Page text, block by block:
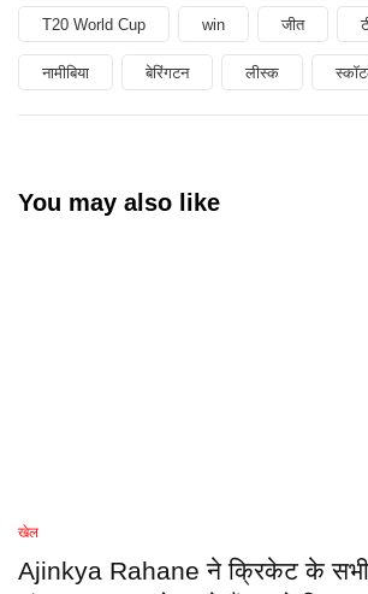
T20 World Cup win जीत
नामीबिया बेरिंगटन लीस्क
You may also like
खेल
Ajinkya Rahane ने क्रिकेट के सभी